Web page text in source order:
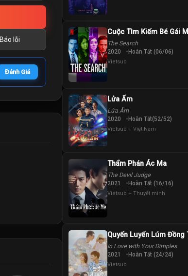
Báo lỗi
Đánh Giá
Cuộc Tìm Kiếm Bé Gái
The Search
2020 Hoàn Tất (06/06)
Vietsub
Lửa Ấm
Lửa Ấm
2020 Hoàn Tất(52/52)
Vietsub + Việt Nam
Thẩm Phán Ác Ma
The Devil Judge
2021 Hoàn Tất (16/16)
Vietsub + Thuyết minh
Quyến Luyến Lúm Đồng
In Love with Your Dimples
2021 Hoàn Tất (24/24)
Vietsub